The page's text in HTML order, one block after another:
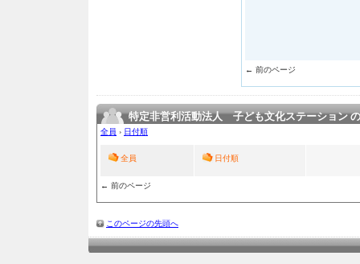
← 前のページ
特定非営利活動法人 子ども文化ステーション
全員 › 日付順
全員 日付順
← 前のページ
このページの先頭へ